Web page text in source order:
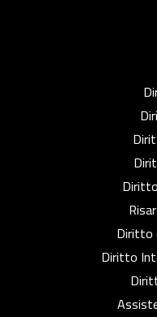
Diritto
Diritto